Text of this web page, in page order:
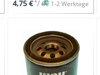
4,75 €*/ 1-2 Werktage